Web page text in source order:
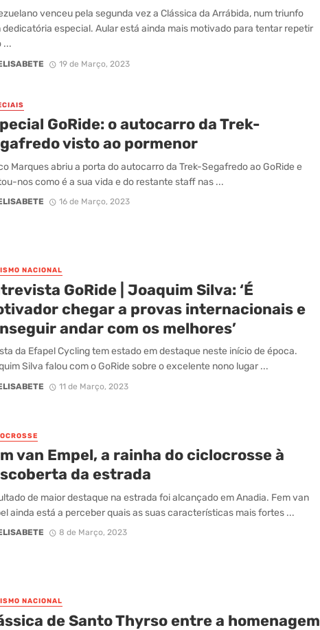
venceu pela segunda vez a Clássica da Arrábida, num triunfo
dedicatória especial. Aular está ainda mais motivado para tentar repetir
...
19 de Março, 2023
GoRide: o autocarro da Trek-
visto ao pormenor
Marques abriu a porta do autocarro da Trek-Segafredo ao GoRide e
nos como é a sua vida e do restante staff nas ...
16 de Março, 2023
NACIONAL
GoRide | Joaquim Silva: ‘É
chegar a provas internacionais e
andar com os melhores’
da Efapel Cycling tem estado em destaque neste início de época.
Silva falou com o GoRide sobre o excelente nono lugar ...
11 de Março, 2023
van Empel, a rainha do ciclocrosse à
da estrada
de maior destaque na estrada foi alcançado em Anadia. Fem van
ainda está a perceber quais as suas características mais fortes ...
8 de Março, 2023
NACIONAL
de Santo Thyrso entre a homenagem